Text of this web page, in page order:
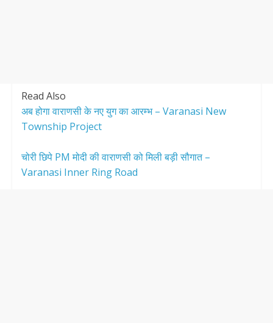
Read Also
अब होगा वाराणसी के नए युग का आरम्भ – Varanasi New
Township Project
चोरी छिपे PM मोदी की वाराणसी को मिली बड़ी सौगात –
Varanasi Inner Ring Road